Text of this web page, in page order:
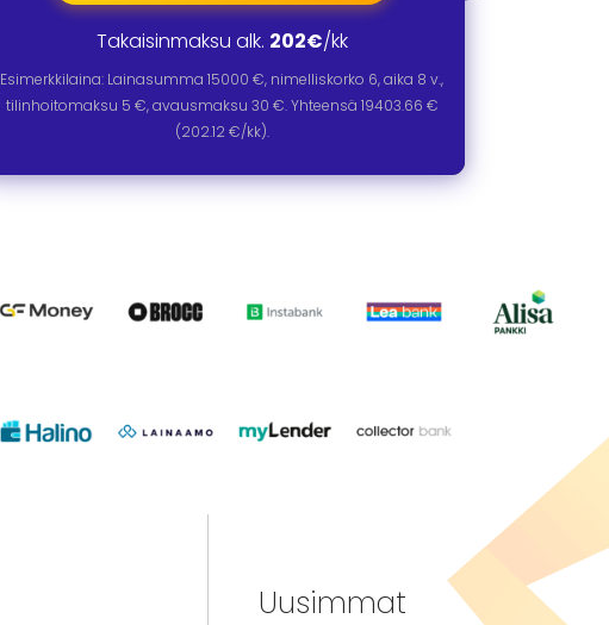
Takaisinmaksu alk. 202€/kk
Esimerkkilaina: Lainasumma15000 €, nimelliskorko 6, aika 8 v.,
tilinhoitomaksu 5 €, avausmaksu 30 €. Yhteensä 19403.66 €
(202.12 €/kk).
Uusimmat